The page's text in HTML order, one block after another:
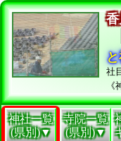
社
神社一覧
(県別)▼
寺院一覧
(県別)▼